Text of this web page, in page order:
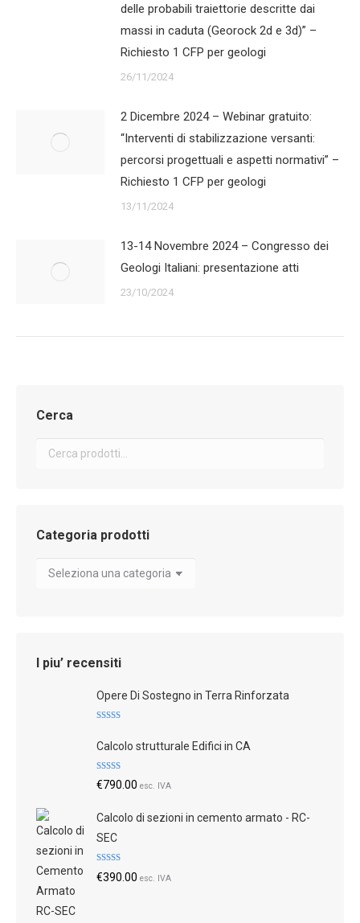
delle probabili traiettorie descritte dai
massi in caduta (Georock 2d e 3d)” –
Richiesto 1 CFP per geologi
26/11/2024
2 Dicembre 2024 – Webinar gratuito:
“Interventi di stabilizzazione versanti:
percorsi progettuali e aspetti normativi” –
Richiesto 1 CFP per geologi
13/11/2024
13-14 Novembre 2024 – Congresso dei
Geologi Italiani: presentazione atti
23/10/2024
Cerca
Categoria prodotti
I piu’ recensiti
Opere Di Sostegno in Terra Rinforzata
Calcolo strutturale Edifici in CA
Valutato
4.83su 5
€790.00 esc. IVA
Calcolo di sezioni in cemento armato - RC-
SEC
Valutato
4.79su 5
€390.00 esc. IVA